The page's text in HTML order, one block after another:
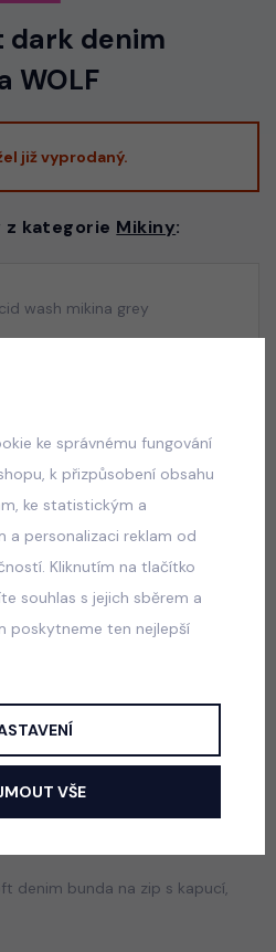
dark denim
WOLF
již vyprodaný.
kategorie Mikiny:
wash mikina grey
komplet
komplet
Jak vybrat správnou velikost?
denim bunda na zip s kapucí,
ke správnému fungování
k přizpůsobení obsahu
ke statistickým a
a personalizaci reklam od
Kliknutím na tlačítko
souhlas s jejich sběrem a
poskytneme ten nejlepší
VŠE